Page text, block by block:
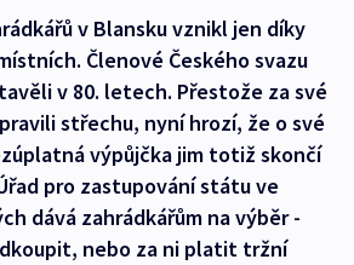
v Blansku vznikl jen díky
Členové Českého svazu
v 80. letech. Přestože za své
střechu, nyní hrozí, že o své
výpůjčka jim totiž skončí
pro zastupování státu ve
dává zahrádkářům na výběr -
nebo za ni platit tržní